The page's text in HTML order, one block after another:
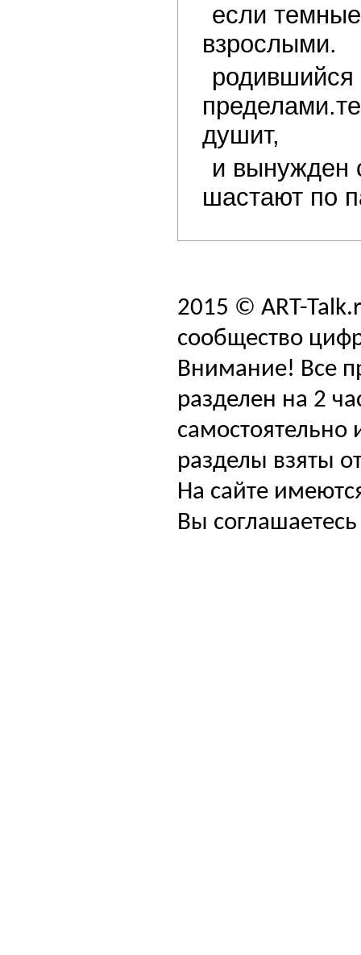
если
взрослыми.
душит,
и вынужден
шастают по
2015 © ART-
сообщество
Внимание! Все
разделен на 2
самостоятельно
разделы взяты
На сайте
Вы